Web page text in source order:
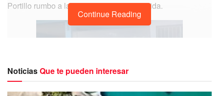
Portillo rumbo a la carretera que va a Mérida.
Continue Reading
NoticiasQue te pueden interesar